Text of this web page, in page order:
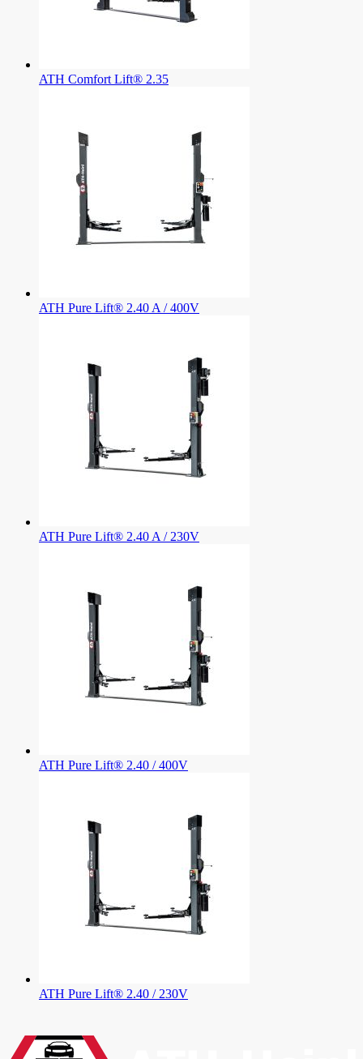
ATH Comfort Lift® 2.35
ATH Pure Lift® 2.40 A / 400V
ATH Pure Lift® 2.40 A / 230V
ATH Pure Lift® 2.40 / 400V
ATH Pure Lift® 2.40 / 230V